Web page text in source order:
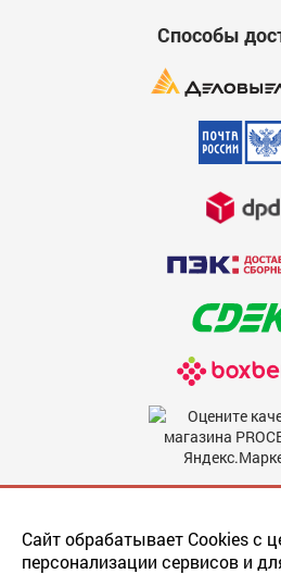
Сайт обрабатывает Cookies с
персонализации сервисов и
Способы